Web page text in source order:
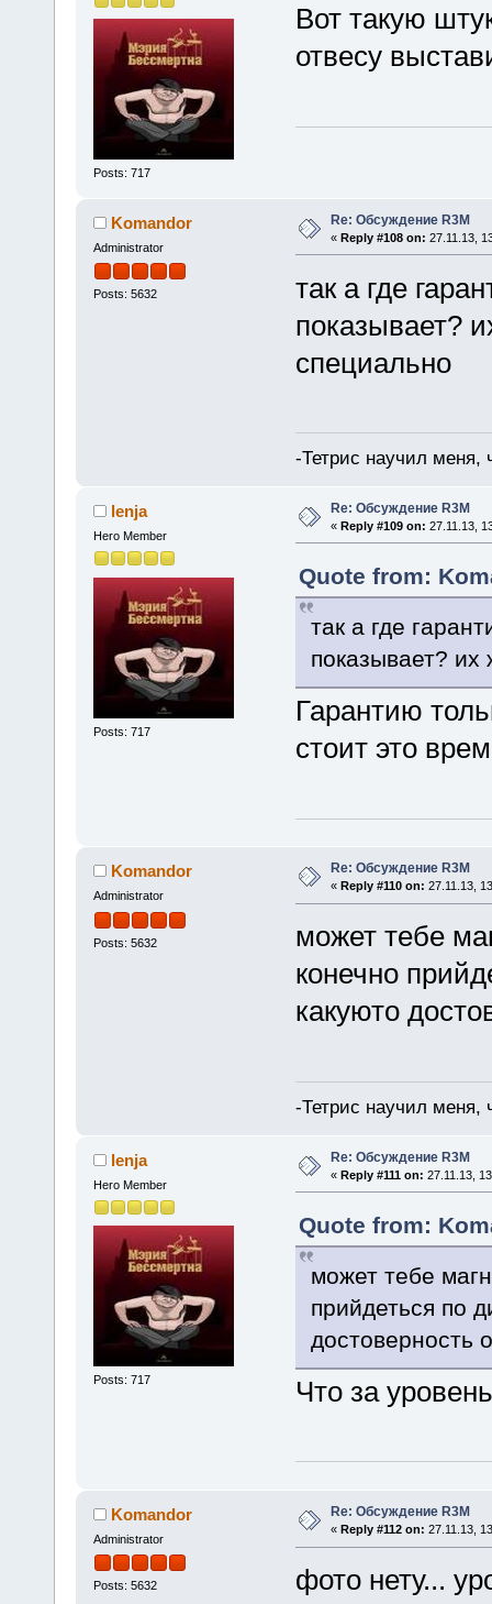
Posts: 717
Вот такую
отвесу
Komandor
Administrator
Posts: 5632
Re: Обсуждение R3M
« Reply #108 on: 27.11.13,
так а где
показывает?
специально
-Тетрис научил меня,
lenja
Hero Member
Posts: 717
Re: Обсуждение R3M
« Reply #109 on: 27.11.13,
Quote from:
так а где
показывает?
Гарантию
стоит это
Komandor
Administrator
Posts: 5632
Re: Обсуждение R3M
« Reply #110 on: 27.11.13,
может тебе
конечно
какуюто
-Тетрис научил меня,
lenja
Hero Member
Posts: 717
Re: Обсуждение R3M
« Reply #111 on: 27.11.13,
Quote from:
может тебе
прийдеться по
достоверность
Что за
Komandor
Administrator
Posts: 5632
Re: Обсуждение R3M
« Reply #112 on: 27.11.13,
фото нету...